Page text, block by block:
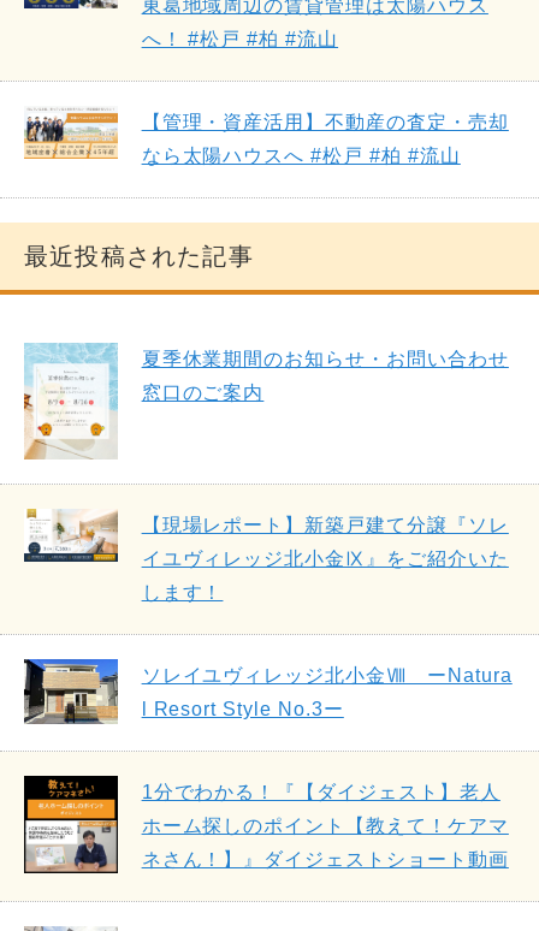
東葛地域周辺の賃貸管理は太陽ハウス
へ！ #松戸 #柏 #流山
【管理・資産活用】不動産の査定・売却
なら太陽ハウスへ #松戸 #柏 #流山
最近投稿された記事
夏季休業期間のお知らせ・お問い合わせ
窓口のご案内
【現場レポート】新築戸建て分譲『ソレ
イユヴィレッジ北小金Ⅸ』をご紹介いた
します！
ソレイユヴィレッジ北小金Ⅷ ーNatura
l Resort Style No.3ー
1分でわかる！『【ダイジェスト】老人
ホーム探しのポイント【教えて！ケアマ
ネさん！】』ダイジェストショート動画